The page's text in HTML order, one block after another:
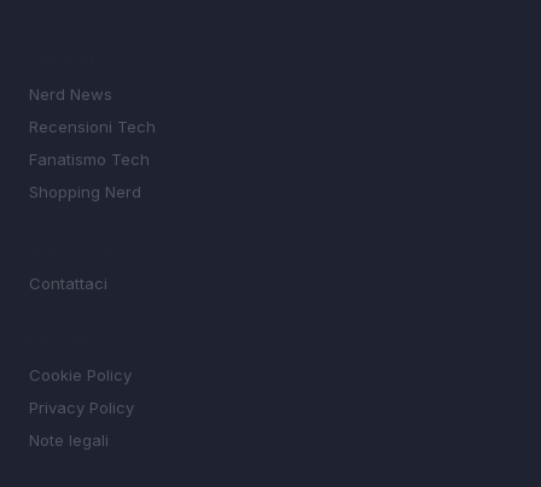
Nerd News
Recensioni Tech
Fanatismo Tech
Shopping Nerd
Contattaci
Cookie Policy
Privacy Policy
Note legali